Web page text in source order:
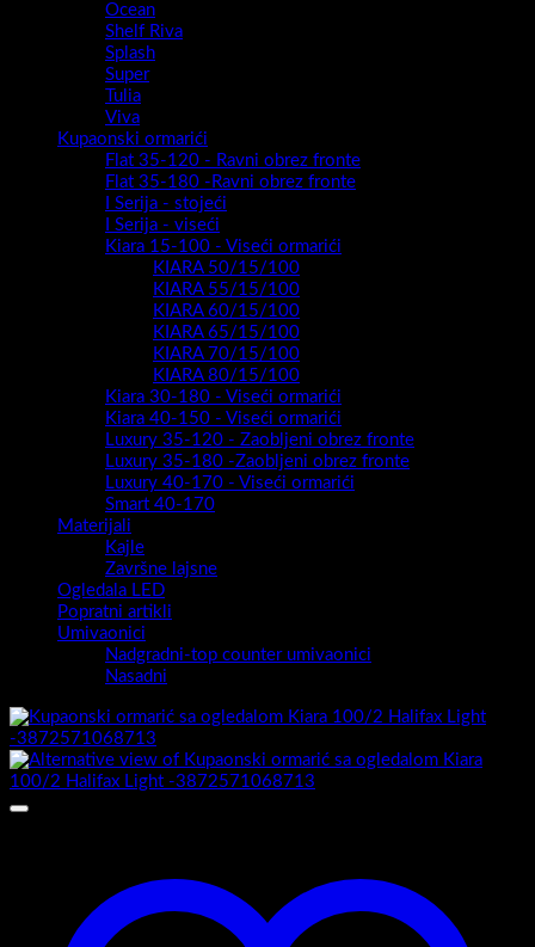
Ocean
Shelf Riva
Splash
Super
Tulia
Viva
Kupaonski ormarići
Flat 35-120 - Ravni obrez fronte
Flat 35-180 -Ravni obrez fronte
I Serija - stojeći
I Serija - viseći
Kiara 15-100 - Viseći ormarići
KIARA 50/15/100
KIARA 55/15/100
KIARA 60/15/100
KIARA 65/15/100
KIARA 70/15/100
KIARA 80/15/100
Kiara 30-180 - Viseći ormarići
Kiara 40-150 - Viseći ormarići
Luxury 35-120 - Zaobljeni obrez fronte
Luxury 35-180 -Zaobljeni obrez fronte
Luxury 40-170 - Viseći ormarići
Smart 40-170
Materijali
Kajle
Završne lajsne
Ogledala LED
Popratni artikli
Umivaonici
Nadgradni-top counter umivaonici
Nasadni